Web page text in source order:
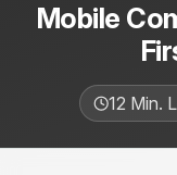
Mobile
12 Min.